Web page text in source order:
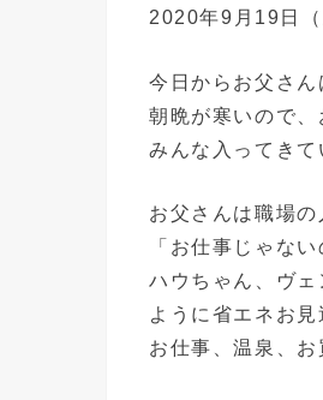
2020年9月19日（
今日からお父さん
朝晩が寒いので、
みんな入ってきて
お父さんは職場
「お仕事じゃな
ハウちゃん、ヴ
ように省エネお
お仕事、温泉、